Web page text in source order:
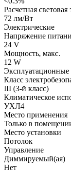
Расчетная
72 лм/Вт
Электрические
Напряжение
24 V
Мощность, макс.
12 W
Эксплуатационные
Класс
III (3-й класс)
Климатическое
УХЛ4
Место применения
Только в
Место установки
Потолок
Управление
Диммируемый(ая)
Нет